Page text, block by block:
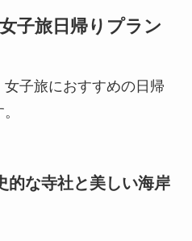
子旅日帰りプラン
子旅におすすめの日帰
的な寺社と美しい海岸